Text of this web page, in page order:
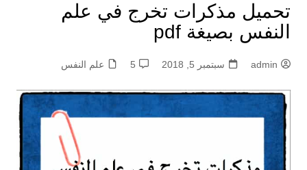
تحميل مذكرات تخرج في علم
النفس بصيغة pdf
admin سبتمبر 5, 2018 5 علم النفس